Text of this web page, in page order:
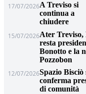
17/07/2026A Treviso si
continua a
chiudere
15/07/2026Ater
resta
Bonotto e la
Pozzobon
12/07/2026Spazio Bisciò
conferma
di comunità